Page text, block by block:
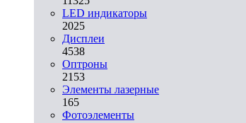
LED индикаторы
2025
Дисплеи
4538
Оптроны
2153
Элементы лазерные
165
Фотоэлементы